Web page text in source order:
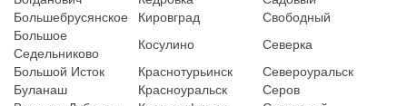
Большебрусянское
Кировград
Свободный
Большое
Седельниково
Косулино
Северка
Большой Исток
Краснотурьинск
Североуральск
Буланаш
Красноуральск
Серов